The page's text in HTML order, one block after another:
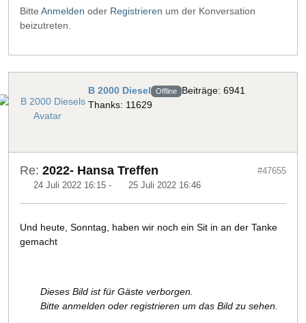
Bitte Anmelden oder Registrieren um der Konversation
beizutreten.
B 2000 Diesel Offline Beiträge: 6941
Thanks: 11629
Re: 2022- Hansa Treffen
24 Juli 2022 16:15 - 25 Juli 2022 16:46
#47655
Und heute, Sonntag, haben wir noch ein Sit in an der Tanke
gemacht
Dieses Bild ist für Gäste verborgen.
Bitte anmelden oder registrieren um das Bild zu sehen.